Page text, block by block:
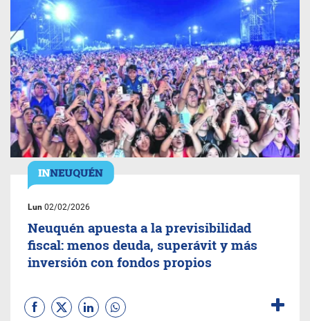
Lun 02/02/2026
Neuquén apuesta a la previsibilidad
fiscal: menos deuda, superávit y más
inversión con fondos propios